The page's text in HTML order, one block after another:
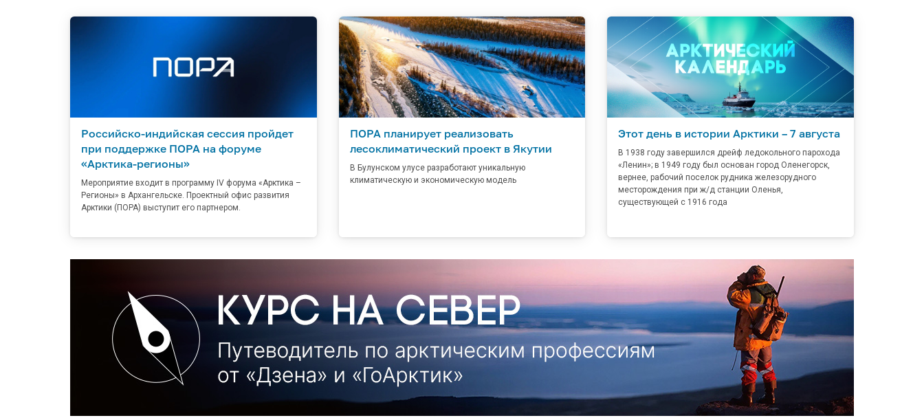
Российско-индийская сессия пройдет
при поддержке ПОРА на форуме
«Арктика-регионы»
Мероприятие входит в программу IV форума «Арктика –
Регионы» в Архангельске. Проектный офис развития
Арктики (ПОРА) выступит его партнером.
ПОРА планирует реализовать
лесоклиматический проект в Якутии
В Булунском улусе разработают уникальную
климатическую и экономическую модель
Этот день в истории Арктики – 7 августа
В 1938 году завершился дрейф ледокольного парохода
«Ленин»; в 1949 году был основан город Оленегорск,
вернее, рабочий поселок рудника железорудного
месторождения при ж/д станции Оленья,
существующей с 1916 года